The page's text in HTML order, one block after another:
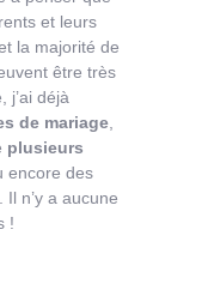
et leurs
la majorité de
être très
j’ai déjà
de mariage
plusieurs
encore des
n’y a aucune
!